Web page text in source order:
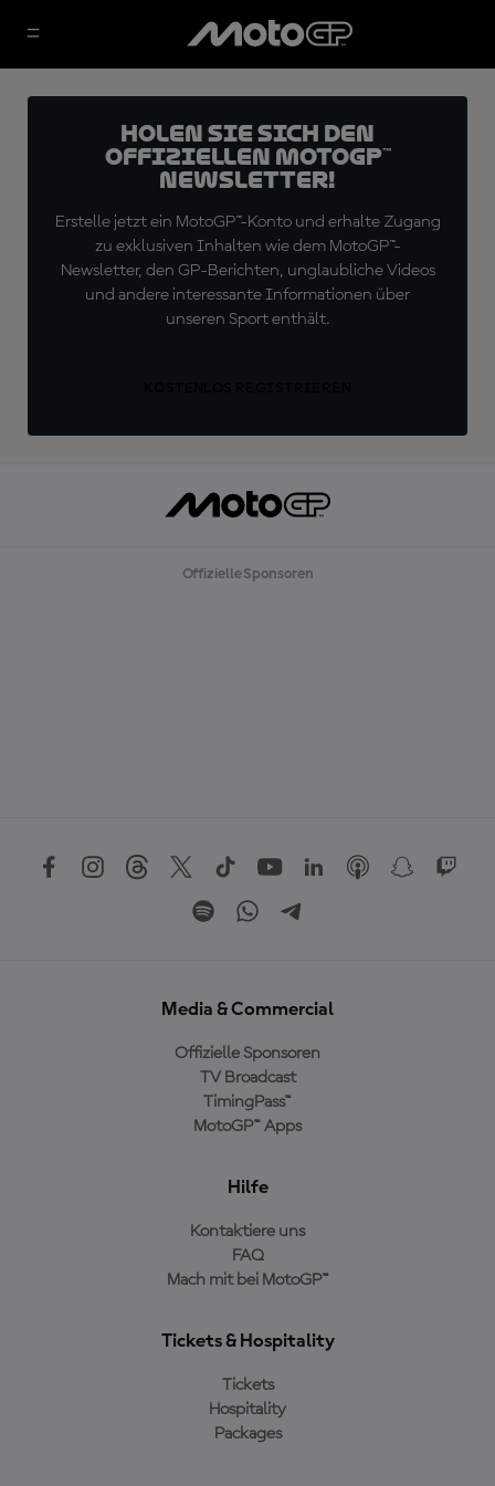
Holen Sie sich den
offiziellen MotoGP™
Newsletter!
Erstelle jetzt ein MotoGP™-Konto und erhalte Zugang
zu exklusiven Inhalten wie dem MotoGP™-
Newsletter, den GP-Berichten, unglaubliche Videos
und andere interessante Informationen über
unseren Sport enthält.
Offizielle Sponsoren
Media & Commercial
Offizielle Sponsoren
TV Broadcast
TimingPass™
MotoGP™ Apps
Hilfe
Kontaktiere uns
FAQ
Mach mit bei MotoGP™
Tickets & Hospitality
Tickets
Hospitality
Packages